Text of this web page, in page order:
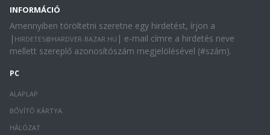
INFORMÁCIÓ
Amennyiben töröltetni szeretne egy hirdetést, írjon a
| HIRDETES@HARDVER-BAZAR.HU | e-mail címre a hirdetés neve
mellett szereplő azonosítószám megjelölésével (#szám).
PC
ALAPLAP
BŐVÍTŐ KÁRTYA
HÁLÓZAT